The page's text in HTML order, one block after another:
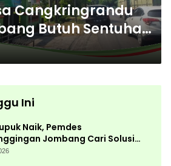
Cangkringrandu
Butuh Sentuhan
Kondisinya
Ini
Naik, Pemdes
Jombang Cari Solusi
Akademik